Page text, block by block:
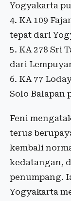
Yogyakarta
4. ⁠KA 109
tepat dari
5. ⁠KA 278 Sri
dari
6. ⁠KA 77
Solo Balapan
Feni
terus
kembali
kedatangan,
penumpang.
Yogyakarta